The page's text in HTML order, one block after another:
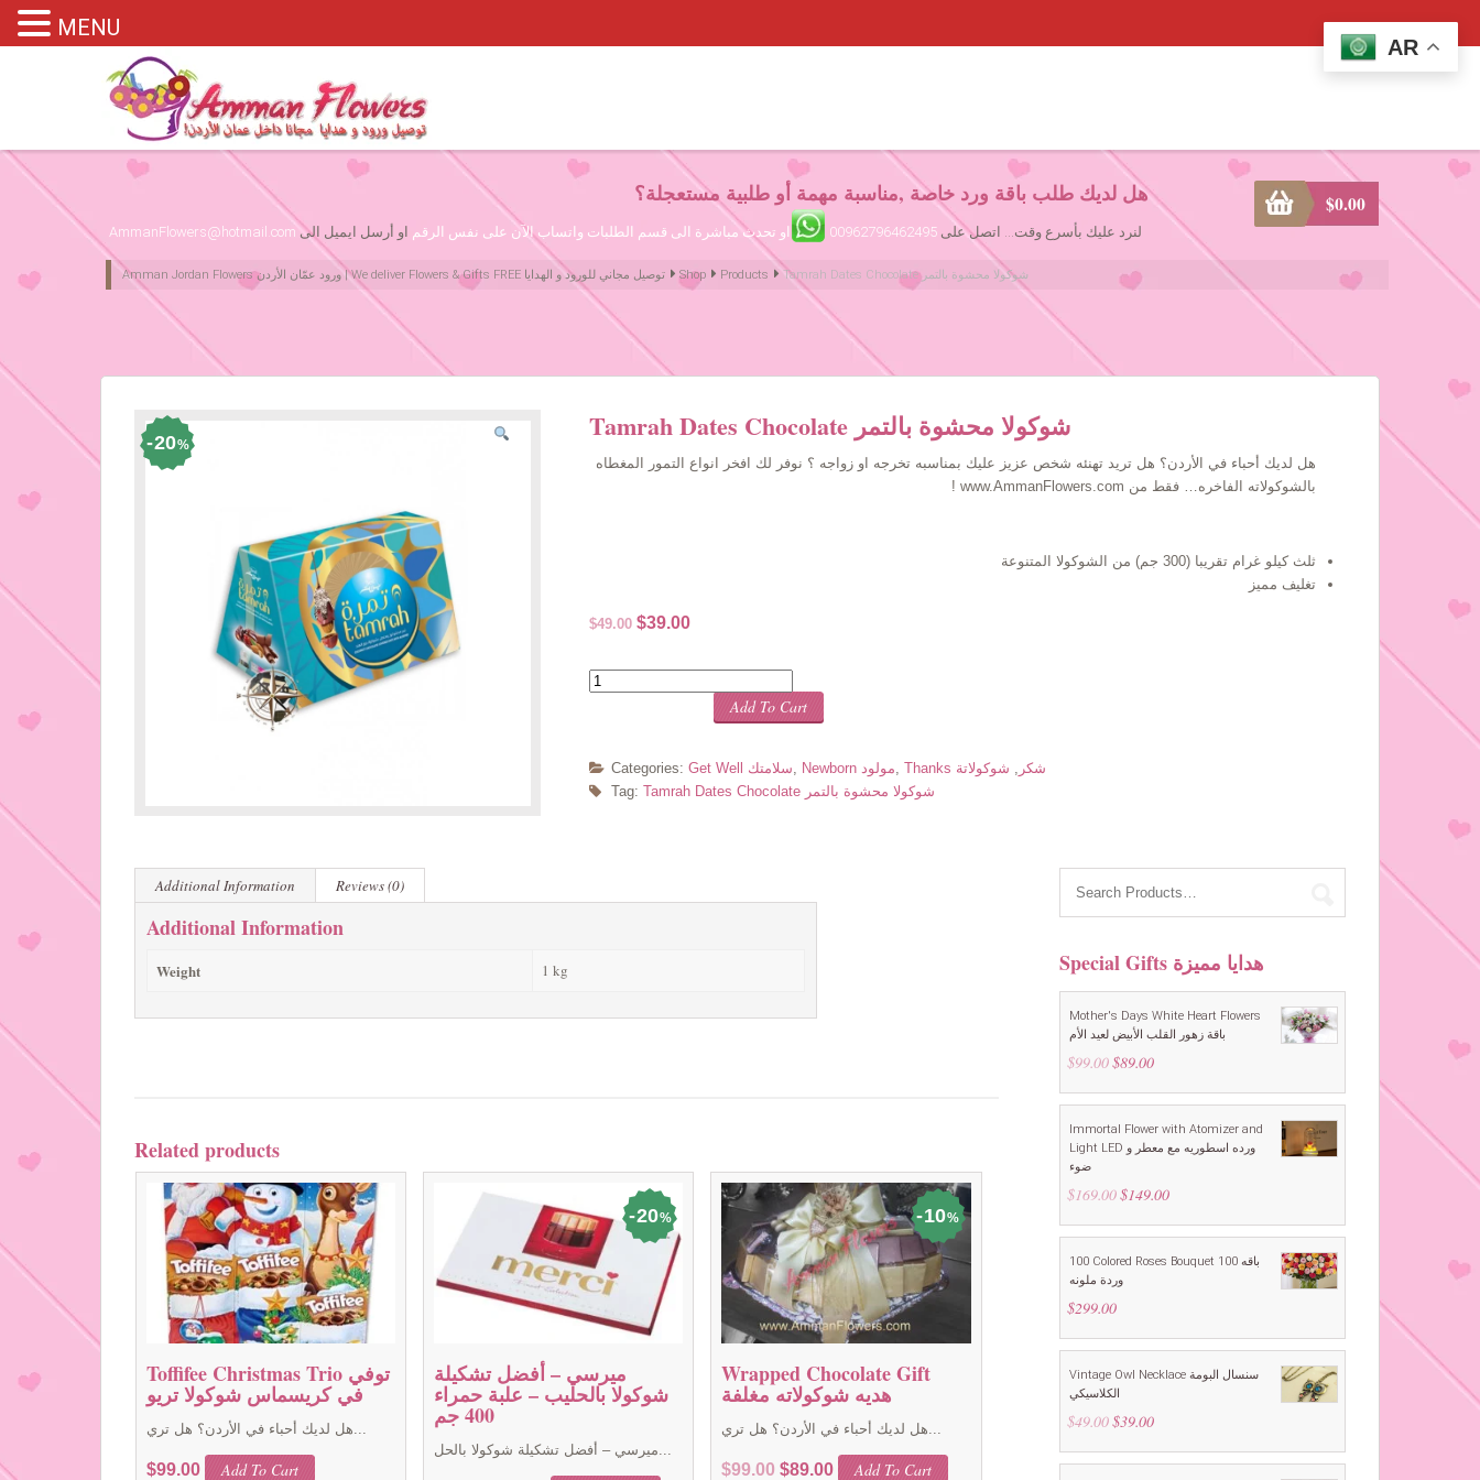
Please assign primary menu in wp-admin->Appearance->Menus
هل لديك طلب باقة ورد خاصة ,مناسبة مهمة أو طلبية مستعجلة؟
لنرد عليك بأسرع وقت... اتصل على 00962796462495 او تحدث مباشرة الى قسم الطلبات واتساب الآن على نفس الرقم او أرسل ايميل الى AmmanFlowers@hotmail.com
Amman Jordan Flowers ورود عمّان الأردن | We deliver Flowers & Gifts FREE توصيل مجاني للورود و الهدايا Shop Products Tamrah Dates Chocolate شوكولا محشوة بالتمر
$0.00
20%
Tamrah Dates Chocolate شوكولا محشوة بالتمر
هل لديك أحباء في الأردن؟ هل تريد تهنئه شخص عزيز عليك بمناسبه تخرجه او زواجه ؟ نوفر لك افخر انواع التمور المغطاه
بالشوكولاته الفاخره… فقط من www.AmmanFlowers.com !
ثلث كيلو غرام تقريبا (300 جم) من الشوكولا المتنوعة
تغليف مميز
$49.00 Original
was:
$49.00.
$39.00Current
is:
$39.00.
Quantity
Add To Cart
Categories: Get Well سلامتك, Newborn مولود, Thanks شكر , شوكولاتة
Tag:
Tamrah Dates Chocolate شوكولا محشوة بالتمر
Additional Information Reviews (0)
Additional Information
Weight 1 kg
Related products
Toffifee Christmas Trio توفي
في كريسماس شوكولا تريو
هل لديك أحباء في الأردن؟ هل تري...
$99.00 Add To Cart
20%
ميرسي – أفضل تشكيلة
شوكولا بالحليب – علبة حمراء
400 جم
ميرسي – أفضل تشكيلة شوكولا بالحل...
10%
Wrapped Chocolate Gift
هديه شوكولاته مغلفة
هل لديك أحباء في الأردن؟ هل تري...
$99.00 Original
$89.00CurrentAdd To Cart
Special Gifts هدايا مميزة
Mother's Days White Heart Flowers
باقة زهور القلب الأبيض لعيد الأم
$99.00 Original
was:
$89.00Current
is:
Immortal Flower with Atomizer and
Light LED ورده اسطوريه مع معطر و
ضوء
$169.00 Original
was:
$149.00Current
is:
100 Colored Roses Bouquet باقه 100
وردة ملونه
$299.00
Vintage Owl Necklace سنسال البومة
الكلاسيكي
$49.00 Original
was:
$39.00Current
is:
AR
MENU